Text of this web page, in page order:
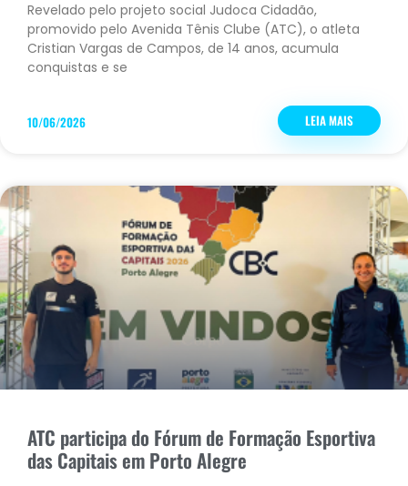
Revelado pelo projeto social Judoca Cidadão,
promovido pelo Avenida Tênis Clube (ATC), o atleta
Cristian Vargas de Campos, de 14 anos, acumula
conquistas e se
LEIA MAIS
10/06/2026
ATC participa do Fórum de Formação Esportiva
das Capitais em Porto Alegre